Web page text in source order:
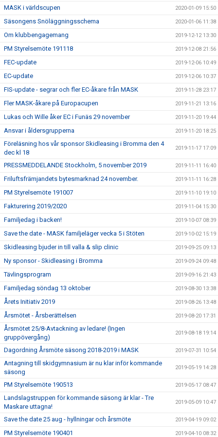
MASK i världscupen 2020-01-09 15:50
Säsongens Snöläggningsschema 2020-01-06 11:38
Om klubbengagemang 2019-12-12 13:30
PM Styrelsemöte 191118 2019-12-08 21:56
FEC-update 2019-12-06 10:49
EC-update 2019-12-06 10:37
FIS-update - segrar och fler EC-åkare från MASK 2019-11-28 23:17
Fler MASK-åkare på Europacupen 2019-11-21 13:16
Lukas och Wille åker EC i Funäs 29 november 2019-11-20 19:44
Ansvar i åldersgrupperna 2019-11-20 18:25
Föreläsning hos vår sponsor Skidleasing i Bromma den 4
dec kl 18
2019-11-17 17:09
PRESSMEDDELANDE Stockholm, 5 november 2019 2019-11-11 16:40
Friluftsfrämjandets bytesmarknad 24 november. 2019-11-11 16:28
PM Styrelsemöte 191007 2019-11-10 19:10
Fakturering 2019/2020 2019-11-04 15:30
Familjedag i backen! 2019-10-07 08:39
Save the date - MASK familjeläger vecka 5 i Stöten 2019-10-02 15:19
Skidleasing bjuder in till valla & slip clinic 2019-09-25 09:13
Ny sponsor - Skidleasing i Bromma 2019-09-24 09:48
Tävlingsprogram 2019-09-16 21:43
Familjedag söndag 13 oktober 2019-08-30 13:38
Årets Initiativ 2019 2019-08-26 13:48
Årsmötet - Årsberättelsen 2019-08-20 17:31
Årsmötet 25/8-Avtackning av ledare! (Ingen
gruppövergång)
2019-08-18 19:14
Dagordning Årsmöte säsong 2018-2019 i MASK 2019-07-31 10:54
Antagning till skidgymnasium är nu klar inför kommande
säsong
2019-05-19 14:28
PM Styrelsemöte 190513 2019-05-17 08:47
Landslagstruppen för kommande säsong är klar - Tre
Maskare uttagna!
2019-05-09 10:47
Save the date 25 aug - hyllningar och årsmöte 2019-04-19 09:02
PM Styrelsemöte 190401 2019-04-10 08:32